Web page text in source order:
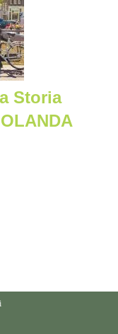
Storia